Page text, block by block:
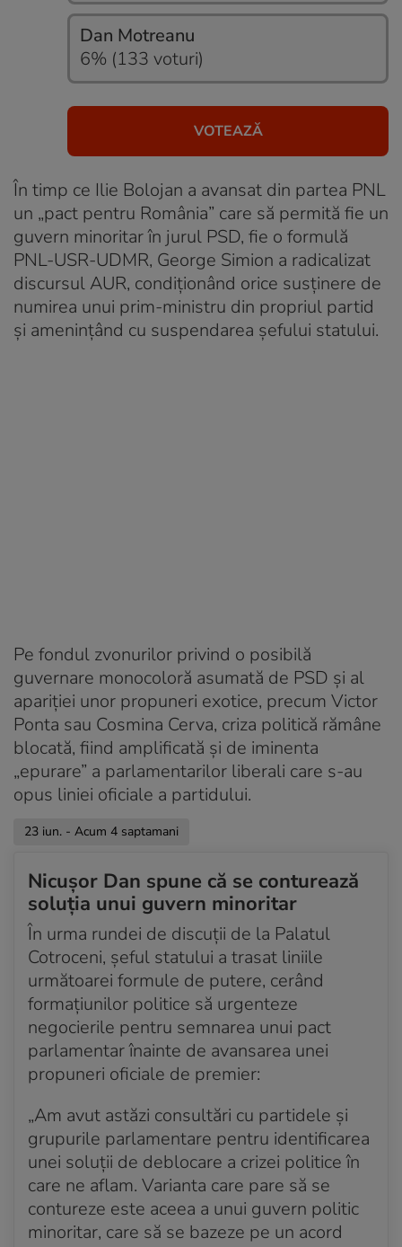
Acum 4 saptamani
Aleșii care urmează să fie dați afară din PNL
Acum 4 saptamani
cazul”: „I-am cerut demisia președintelui”
Acum 4 saptamani
Acum 4 saptamani
Dominic Fritz: USR nu va susține un guvern din care
face parte PSD
Acum 4 saptamani
Ilie Bolojan propune un guvern minoritar în jurul
PSD sau unul format din PNL-USR-UDMR
Delegația USR prezentă la consultări la Cotroceni
Acum 4 saptamani
PNL cere un Guvern minoritar și un „pact național”.
Ce-și dorește Ilie Bolojan
Acum 4 saptamani
AUR cere anticipate, Petrișor Peiu citează din
Hamlet înainte de consultări
Acum 4 saptamani
Acum 4 saptamani
Cine face parte din delegația PSD care merge la
consultările de la Palatul Cotroceni
Acum 4 saptamani
Paul Stănescu crede că următorul premier propus ar
trebui să fie Sorin Grindeanu
Acum 4 saptamani
Cine face parte din delegația PNL care va fi
prezentă la consultările de la Palatul Cotroceni
Acum 4 saptamani
Ludovic Orban cere ca Sorin Grindeanu să nu fie
desemnat premier și îl numește „nefrecventabil”
Acum 4 saptamani
Partidele au la dispoziție 30 de minute de consultări
cu președintele
Dan Motreanu
6% (133 voturi)
În timp ce Ilie Bolojan a avansat din partea PNL
un „pact pentru România” care să permită fie un
guvern minoritar în jurul PSD, fie o formulă
PNL-USR-UDMR, George Simion a radicalizat
discursul AUR, condiționând orice susținere de
numirea unui prim-ministru din propriul partid
și amenințând cu suspendarea șefului statului.
Pe fondul zvonurilor privind o posibilă
guvernare monocoloră asumată de PSD și al
apariției unor propuneri exotice, precum Victor
Ponta sau Cosmina Cerva, criza politică rămâne
blocată, fiind amplificată și de iminenta
„epurare” a parlamentarilor liberali care s-au
opus liniei oficiale a partidului.
23 iun. - Acum 4 saptamani
Nicușor Dan spune că se conturează
soluția unui guvern minoritar
În urma rundei de discuții de la Palatul
Cotroceni, șeful statului a trasat liniile
următoarei formule de putere, cerând
formațiunilor politice să urgenteze
negocierile pentru semnarea unui pact
parlamentar înainte de avansarea unei
propuneri oficiale de premier:
„Am avut astăzi consultări cu partidele și
grupurile parlamentare pentru identificarea
unei soluții de deblocare a crizei politice în
care ne aflam. Varianta care pare să se
contureze este aceea a unui guvern politic
minoritar, care să se bazeze pe un acord